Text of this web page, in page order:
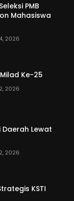
PMB
Mahasiswa
2026
Ke-25
2026
Daerah Lewat
2026
KSTI